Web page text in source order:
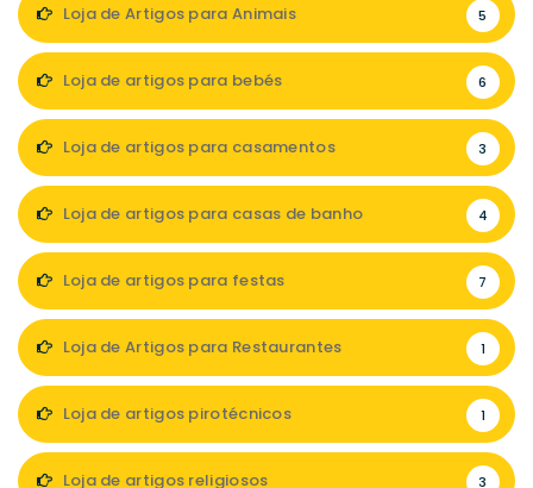
Loja de Artigos para Animais 5
Loja de artigos para bebés 6
Loja de artigos para casamentos 3
Loja de artigos para casas de banho 4
Loja de artigos para festas 7
Loja de Artigos para Restaurantes 1
Loja de artigos pirotécnicos 1
Loja de artigos religiosos 3